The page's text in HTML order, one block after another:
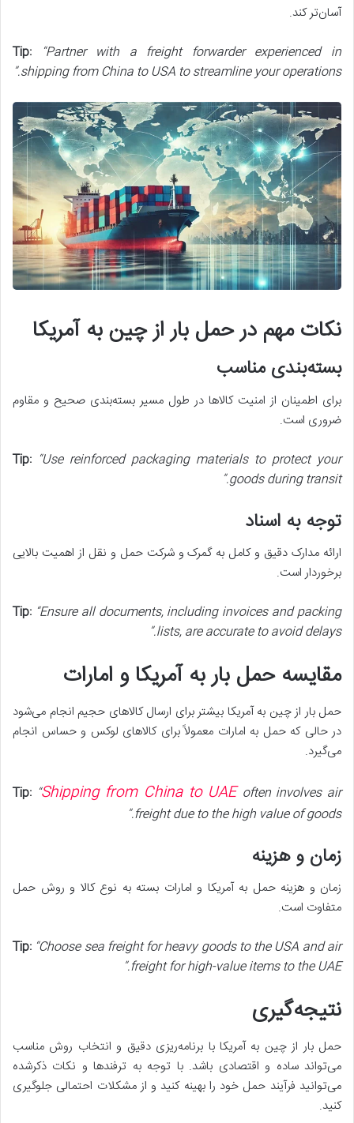
آسان‌تر کند.
Tip:
“Partner with a freight forwarder experienced in
shipping from China to USA to streamline your operations.”
نکات مهم در حمل بار از چین به آمریکا
بسته‌بندی مناسب
برای اطمینان از امنیت کالاها در طول مسیر بسته‌بندی صحیح و مقاوم
ضروری است.
Tip: “Use reinforced packaging materials to protect your
goods during transit.”
توجه به اسناد
ارائه مدارک دقیق و کامل به گمرک و شرکت حمل و نقل از اهمیت بالایی
برخوردار است.
Tip: “Ensure all documents, including invoices and packing
lists, are accurate to avoid delays.”
مقایسه حمل بار به آمریکا و امارات
حمل بار از چین به آمریکا بیشتر برای ارسال کالاهای حجیم انجام می‌شود
در حالی که حمل به امارات معمولاً برای کالاهای لوکس و حساس انجام
می‌گیرد.
Tip: “Shipping from China to UAE often involves air
freight due to the high value of goods.”
زمان و هزینه
زمان و هزینه حمل به آمریکا و امارات بسته به نوع کالا و روش حمل
متفاوت است.
Tip: “Choose sea freight for heavy goods to the USA and air
freight for high-value items to the UAE.”
نتیجه‌گیری
حمل بار از چین به آمریکا با برنامه‌ریزی دقیق و انتخاب روش مناسب
می‌تواند ساده و اقتصادی باشد. با توجه به ترفندها و نکات ذکرشده
می‌توانید فرآیند حمل خود را بهینه کنید و از مشکلات احتمالی جلوگیری
کنید.